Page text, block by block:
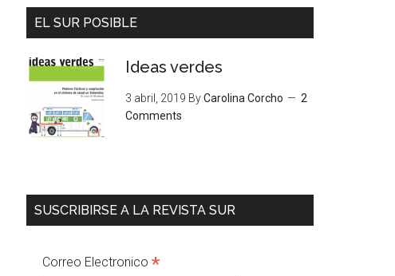
EL SUR POSIBLE
Ideas verdes
3 abril, 2019 ByCarolina Corcho
2
Comments
SUSCRIBIRSE A LA REVISTA SUR
Correo Electronico *